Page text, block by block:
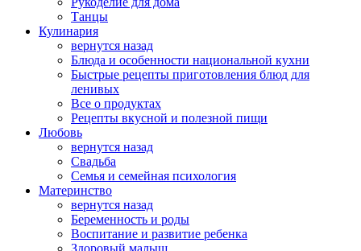
Танцы
Кулинария
вернутся назад
Блюда и особенности национальной кухни
Быстрые рецепты приготовления блюд для
ленивых
Все о продуктах
Рецепты вкусной и полезной пищи
Любовь
вернутся назад
Свадьба
Семья и семейная психология
Материнство
вернутся назад
Беременность и роды
Воспитание и развитие ребенка
Здоровый малыш